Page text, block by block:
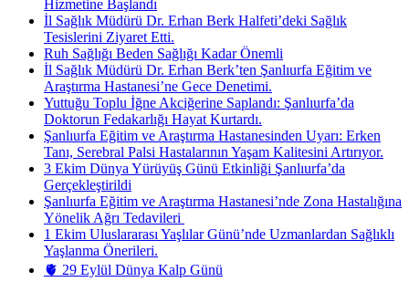
Hizmetine Başlandı
İl Sağlık Müdürü Dr. Erhan Berk Halfeti’deki Sağlık
Tesislerini Ziyaret Etti.
Ruh Sağlığı Beden Sağlığı Kadar Önemli
İl Sağlık Müdürü Dr. Erhan Berk’ten Şanlıurfa Eğitim ve
Araştırma Hastanesi’ne Gece Denetimi.
Yuttuğu Toplu İğne Akciğerine Saplandı: Şanlıurfa’da
Doktorun Fedakarlığı Hayat Kurtardı.
Şanlıurfa Eğitim ve Araştırma Hastanesinden Uyarı: Erken
Tanı, Serebral Palsi Hastalarının Yaşam Kalitesini Artırıyor.
3 Ekim Dünya Yürüyüş Günü Etkinliği Şanlıurfa’da
Gerçekleştirildi
Şanlıurfa Eğitim ve Araştırma Hastanesi’nde Zona Hastalığına
Yönelik Ağrı Tedavileri ​
1 Ekim Uluslararası Yaşlılar Günü’nde Uzmanlardan Sağlıklı
Yaşlanma Önerileri.
🫀 29 Eylül Dünya Kalp Günü